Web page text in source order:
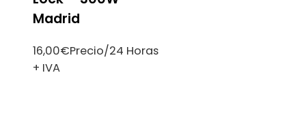
Madrid
16,00€Precio/24 Horas
+ IVA